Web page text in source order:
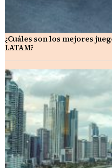
¿Cuáles son los mejores
LATAM?